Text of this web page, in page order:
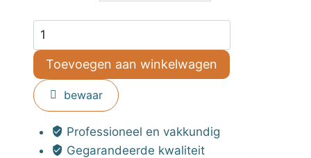
Windlicht
van
keramiek
-
bebouwde
kom-
aantal
Toevoegen aan winkelwagen
bewaar
Professioneel en vakkundig
Gegarandeerde kwaliteit